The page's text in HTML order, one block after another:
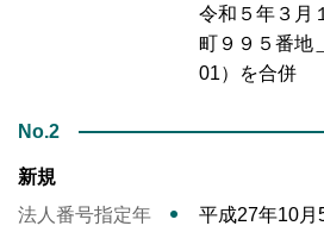
令和５年３月
町９９５番地
01）を合併
No.2
新規
法人番号指定年
平成27年10月